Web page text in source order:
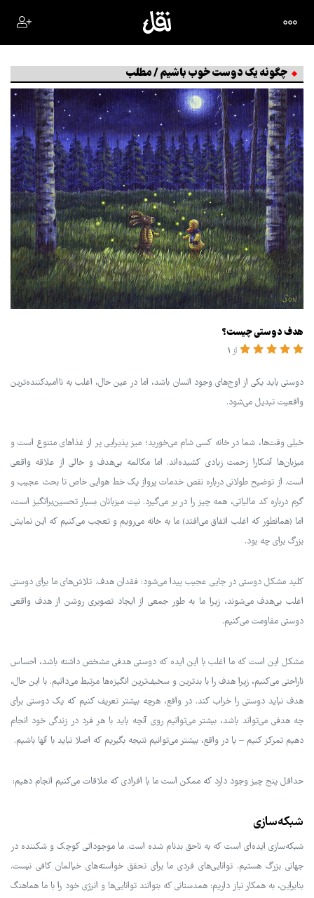
چگونه یک دوست خوب باشیم / مطلب
هدف دوستی چیست؟
از 1
دوستی باید یکی از اوج‌های وجود انسان باشد، اما در عین حال، اغلب به ناامیدکننده‌ترین
واقعیت تبدیل می‌شود.
خیلی وقت‌ها، شما در خانه کسی شام می‌خورید؛ میز پذیرایی پر از غذاهای متنوع است و
میزبان‌ها آشکارا زحمت زیادی کشیده‌اند. اما مکالمه بی‌هدف و خالی از علاقه واقعی
است. از توضیح طولانی درباره نقص خدمات پرواز یک خط هوایی خاص تا بحث عجیب و
گرم درباره کد مالیاتی، همه چیز را در بر می‌گیرد. نیت میزبانان بسیار تحسین‌برانگیز است،
اما (همانطور که اغلب اتفاق می‌افتد) ما به خانه می‌رویم و تعجب می‌کنیم که این نمایش
بزرگ برای چه بود.
کلید مشکل دوستی در جایی عجیب پیدا می‌شود: فقدان هدف. تلاش‌های ما برای دوستی
اغلب بی‌هدف می‌شوند، زیرا ما به طور جمعی از ایجاد تصویری روشن از هدف واقعی
دوستی مقاومت می‌کنیم.
مشکل این است که ما اغلب با این ایده که دوستی هدفی مشخص داشته باشد، احساس
ناراحتی می‌کنیم، زیرا هدف را با بدترین و سخیف‌ترین انگیزه‌ها مرتبط می‌دانیم. با این حال،
هدف نباید دوستی را خراب کند. در واقع، هرچه بیشتر تعریف کنیم که یک دوستی برای
چه هدفی می‌تواند باشد، بیشتر می‌توانیم روی آنچه باید با هر فرد در زندگی خود انجام
دهیم تمرکز کنیم – یا در واقع، بیشتر می‌توانیم نتیجه بگیریم که اصلا نباید با آنها باشیم.
حداقل پنج چیز وجود دارد که ممکن است ما با افرادی که ملاقات می‌کنیم انجام دهیم:
شبکه‌سازی
شبکه‌سازی ایده‌ای است که به ناحق بدنام شده است. ما موجوداتی کوچک و شکننده در
جهانی بزرگ هستیم. توانایی‌های فردی ما برای تحقق خواسته‌های خیالمان کافی نیست.
بنابراین، به همکار نیاز داریم: همدستاني که بتوانند توانایی‌ها و انرژی خود را با ما هماهنگ